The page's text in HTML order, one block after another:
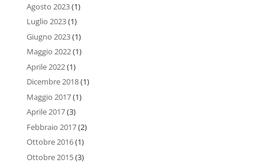
Agosto 2023(1)
Luglio 2023(1)
Giugno 2023(1)
Maggio 2022(1)
Aprile 2022(1)
Dicembre 2018(1)
Maggio 2017(1)
Aprile 2017(3)
Febbraio 2017(2)
Ottobre 2016(1)
Ottobre 2015(3)